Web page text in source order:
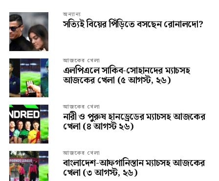
অন্যান্য
সত্যিই বিয়ের পিঁড়িতে বসছেন রোনালদো?
আজকের খেলা
এলপিএলে সাকিব-সোহানদের ম্যাচসহ
আজকের খেলা (৫ আগস্ট, ২৬)
আজকের খেলা
নারী ও পুরুষ হানড্রেডের ম্যাচসহ আজকের
খেলা (৪ আগস্ট ২৬)
আজকের খেলা
বাংলাদেশ-আফগানিস্তান ম্যাচসহ আজকের
খেলা (৩ আগস্ট, ২৬)